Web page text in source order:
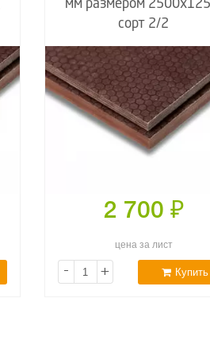
мм размером
сорт 2/2
2 700 ₽
цена за лист
- + Купить